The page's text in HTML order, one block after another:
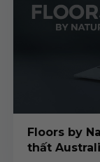
Floors by
thất